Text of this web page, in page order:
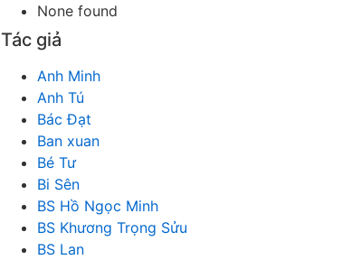
None found
Tác giả
Anh Minh
Anh Tú
Bác Đạt
Ban xuan
Bé Tư
Bi Sên
BS Hồ Ngọc Minh
BS Khương Trọng Sửu
BS Lan